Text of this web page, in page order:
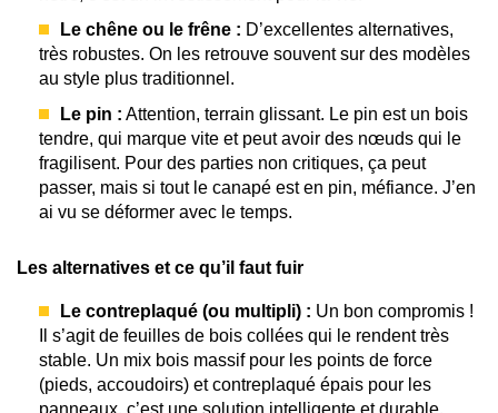
Le chêne ou le frêne : D’excellentes alternatives,
très robustes. On les retrouve souvent sur des modèles
au style plus traditionnel.
Le pin : Attention, terrain glissant. Le pin est un bois
tendre, qui marque vite et peut avoir des nœuds qui le
fragilisent. Pour des parties non critiques, ça peut
passer, mais si tout le canapé est en pin, méfiance. J’en
ai vu se déformer avec le temps.
Les alternatives et ce qu’il faut fuir
Le contreplaqué (ou multipli) : Un bon compromis !
Il s’agit de feuilles de bois collées qui le rendent très
stable. Un mix bois massif pour les points de force
(pieds, accoudoirs) et contreplaqué épais pour les
panneaux, c’est une solution intelligente et durable.